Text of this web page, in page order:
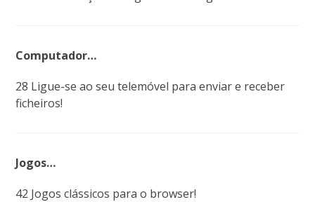
Computador…
28 Ligue-se ao seu telemóvel para enviar e receber
ficheiros!
Jogos…
42 Jogos clássicos para o browser!